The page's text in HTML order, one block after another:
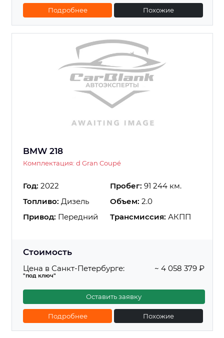
Подробнее Похожие
BMW 218
Комплектация: d Gran Coupé
Год: 2022 Пробег: 91 244 км.
Топливо: Дизель Объем: 2.0
Привод: Передний Трансмиссия: АКПП
Стоимость
Цена в Санкт-Петербурге:
"под ключ"
~ 4 058 379 ₽
Оставить заявку
Подробнее Похожие